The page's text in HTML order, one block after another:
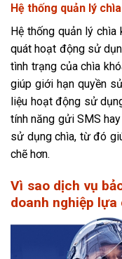
Hệ thống quản lý
Hệ thống quản lý
quát hoạt động sử
tình trạng của chìa
giúp giới hạn quyền
liệu hoạt động sử
tính năng gửi SMS
sử dụng chìa, từ đó
chẽ hơn.
Vì sao dịch vụ
doanh nghiệp lựa